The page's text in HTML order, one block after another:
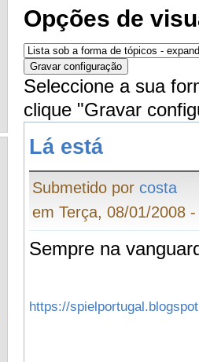
Opções de
Seleccione a sua
clique "Gravar
Lá está
Submetido porcosta
em Terça, 08/01/2008
Sempre na
https://